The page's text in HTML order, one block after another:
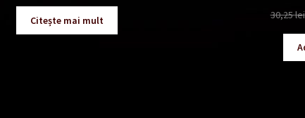
Citește mai mult 30,25lei